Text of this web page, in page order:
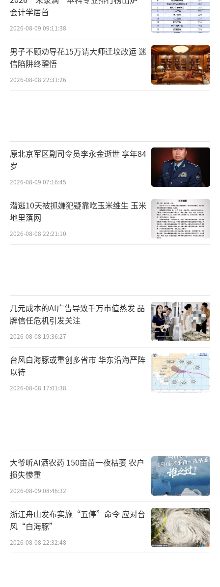
会计学居首
2026-08-09 09:11:38
男子不顾劝导花15万请大师迁坟改运 迷
信陷阱终醒悟
2026-08-08 22:31:26
原北京军区副司令员李永金逝世 享年84
岁
2026-08-09 07:16:45
潜逃10天被抓嫌犯疑靠吃玉米维生 玉米
地里落网
2026-08-08 22:21:10
几元成本的AI广告导致千万市值蒸发 品
牌信任危机引发关注
2026-08-08 19:36:27
台风白海豚或重创多省市 华东沿海严阵
以待
2026-08-08 17:01:38
大爷听AI洒农药 150亩苗一夜枯萎 农户
损失惨重
2026-08-09 08:46:32
浙江舟山发布实施“五停”命令 应对台
风“白海豚”
2026-08-08 22:32:48